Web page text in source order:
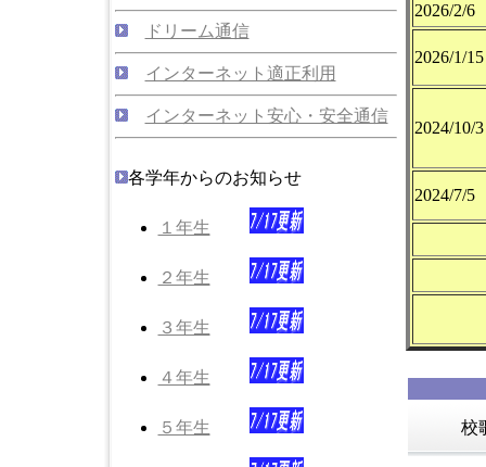
ドリーム通信
インターネット適正利用
インターネット安心・安全通信
各学年からのお知らせ
１年生
２年生
３年生
４年生
５年生
2026/2/6
2026/1/15
2024/10/3
2024/7/
校